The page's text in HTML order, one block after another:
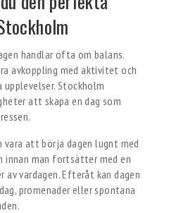
handlar ofta om balans.
avkoppling med aktivitet och
upplevelser. Stockholm
att skapa en dag som
vara att börja dagen lugnt med
innan man fortsätter med en
vardagen. Efteråt kan dagen
promenader eller spontana